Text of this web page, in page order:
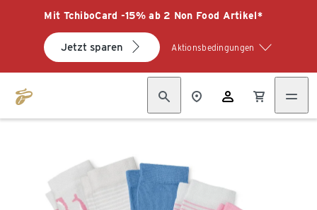
Mit TchiboCard -15% ab 2 Non Food Artikel*
Jetzt sparen Aktionsbedingungen